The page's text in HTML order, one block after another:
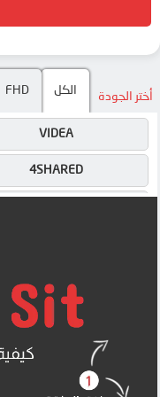
أختر الجودة الكل FHD
VIDEA
4SHARED